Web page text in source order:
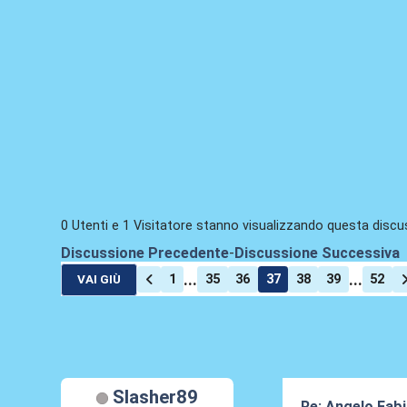
0 Utenti e 1 Visitatore stanno visualizzando questa
Discussione Precedente- Discussione Successiva
VAI GIÙ 1 ... 35 36 37 38 39 ... 52
Slasher89